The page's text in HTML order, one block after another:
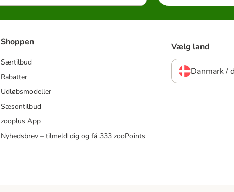
Shoppen
Særtilbud
Rabatter
Udløbsmodeller
Sæsontilbud
zooplus App
Nyhedsbrev – tilmeld dig og få 333 zooPoints
Vælg land
Danmark /